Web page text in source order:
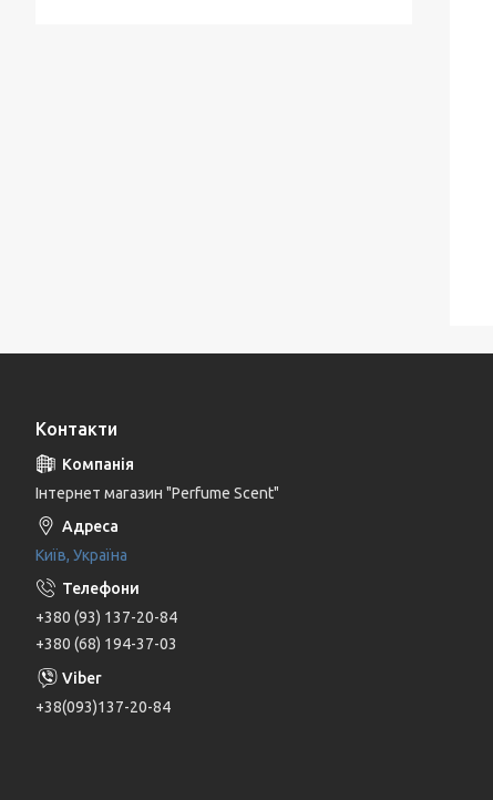
Контакти
Інтернет магазин "Perfume Scent"
Київ, Україна
+380 (93) 137-20-84
+380 (68) 194-37-03
+38(093)137-20-84